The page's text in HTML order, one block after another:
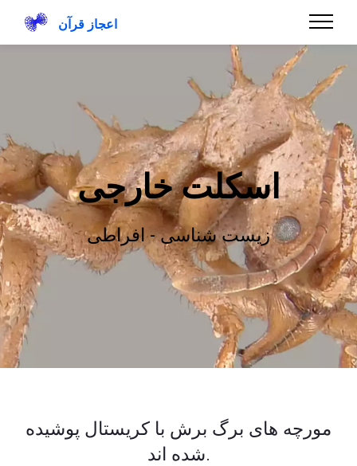
اعجاز قرآن
اسکلت خارجی
زیست شناسی - افراطی
مورچه های برگ برش با کریستال پوشیده
شده اند.